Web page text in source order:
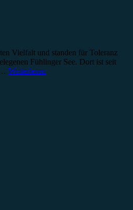
Vielfalt und standen für Toleranz
Fühlinger See. Dort ist seit
Weiterlesen